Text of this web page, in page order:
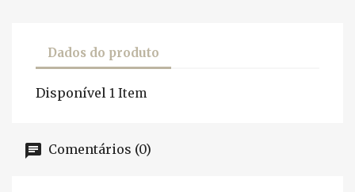
Dados do produto
Disponível 1 Item
Comentários (0)